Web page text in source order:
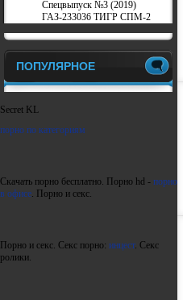
Спецвыпуск №3 (2019)
ГАЗ-233036 ТИГР СПМ-2
ПОПУЛЯРНОЕ
Secret KL
порно по категориям
Скачать порно бесплатно. Порно hd - порно
в офисе. Порно и секс.
Порно и секс. Секс порно: инцест. Секс
ролики.